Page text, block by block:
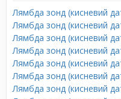
Лямбда зонд (кисневий
Лямбда зонд (кисневий
Лямбда зонд (кисневий
Лямбда зонд (кисневий
Лямбда зонд (кисневий
Лямбда зонд (кисневий
Лямбда зонд (кисневий